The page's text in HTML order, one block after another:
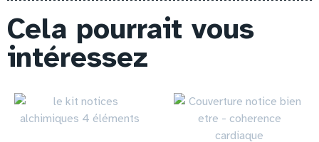
Cela pourrait vous
intéressez